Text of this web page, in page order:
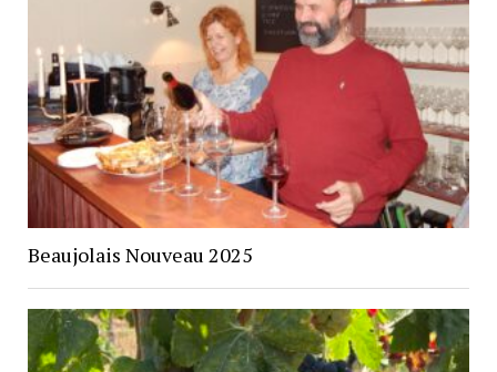
Beaujolais Nouveau 2025